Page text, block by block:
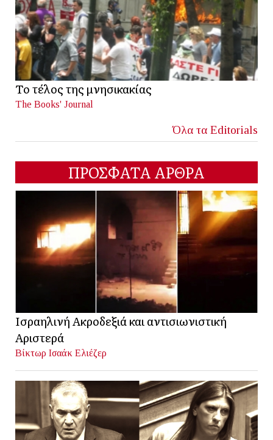
Το τέλος της μνησικακίας
The Books' Journal
Όλα τα Editorials
ΠΡΟΣΦΑΤΑ ΑΡΘΡΑ
Ισραηλινή Ακροδεξιά και αντισιωνιστική
Αριστερά
Βίκτωρ Ισαάκ Ελιέζερ